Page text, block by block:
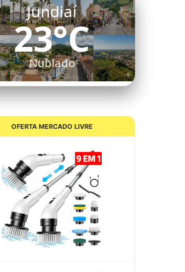
Jundiaí
23°C
Nublado
OFERTA MERCADO LIVRE